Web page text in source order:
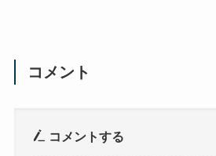
コメント
コメントする